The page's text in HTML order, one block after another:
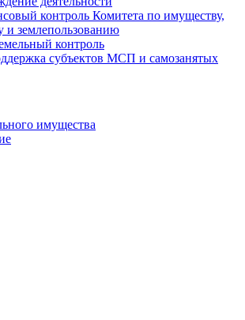
контроль Комитета по имуществу,
и землепользованию
контроль
субъектов МСП и самозанятых
имущества